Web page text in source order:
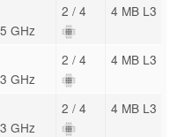
GHz
2 / 4 4 MB L3
GHz
2 / 4 4 MB L3
GHz
2 / 4 4 MB L3